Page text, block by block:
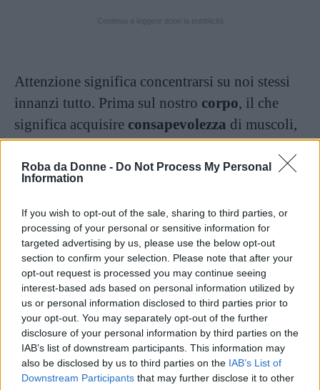
Roba da Donne - Do Not Process My Personal
Information
If you wish to opt-out of the sale, sharing to third parties, or
processing of your personal or sensitive information for
targeted advertising by us, please use the below opt-out
section to confirm your selection. Please note that after your
opt-out request is processed you may continue seeing
interest-based ads based on personal information utilized by
us or personal information disclosed to third parties prior to
your opt-out. You may separately opt-out of the further
disclosure of your personal information by third parties on the
IAB’s list of downstream participants. This information may
also be disclosed by us to third parties on the IAB’s List of
Downstream Participants that may further disclose it to other
Attenzione significa concentrarsi su noi stessi
innanzi tutto. Prima sul nostro corpo, il che
significa acquisire consapevolezza di muscoli,
ossa, nervi, non soltanto dei centri del piacere –
cui si arriverà comunque. Poi la consapevolezza
emozioni: concentrarsi, prestare attenzione vuol
dire soprattutto essere presenti. Se si riesce a
essere presenti a se stessi, si sarà presenti anche
durante il rapporto sessuale dicoppia.
Seconda mossa per il sesso
tantrico perfetto: il
movimento